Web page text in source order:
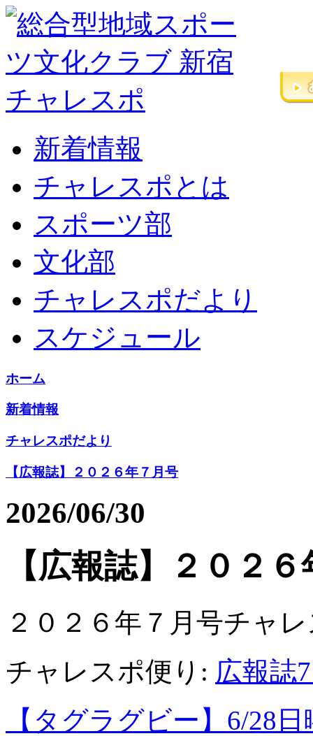
新着情報
チャレスポとは
スポーツ部
文化部
チャレスポだより
スケジュール
ホーム
新着情報
チャレスポだより
【広報誌】２０２６年７月号
2026/06/30
【広報誌】２０２
２０２６年７月号チャ
チャレスポ便り: 広報誌
【タグラグビー】6/28